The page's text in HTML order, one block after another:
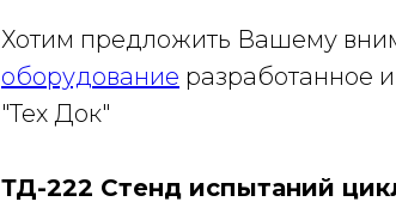
Хотим предложить Вашему
оборудование разработанное
"Тех Док"
ТД-222 Стенд испытаний